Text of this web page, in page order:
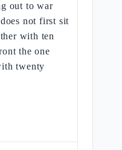
out to war
not first sit
with ten
the one
twenty